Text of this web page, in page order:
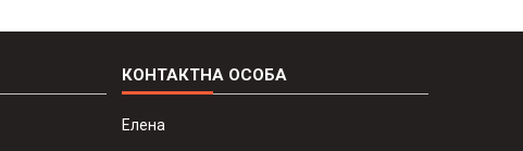
Елена